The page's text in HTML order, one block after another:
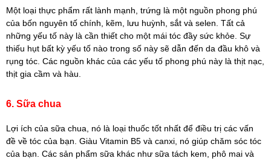
Một loại thực phẩm rất lành mạnh, trứng là một nguồn phong phú
của bốn nguyên tố chính, kẽm, lưu huỳnh, sắt và selen. Tất cả
những yếu tố này là cần thiết cho một mái tóc đầy sức khỏe. Sự
thiếu hụt bất kỳ yếu tố nào trong số này sẽ dẫn đến da đầu khô và
rụng tóc. Các nguồn khác của các yếu tố phong phú này là thịt nạc,
thịt gia cầm và hàu.
6. Sữa chua
Lợi ích của sữa chua, nó là loại thuốc tốt nhất để điều trị các vấn
đề về tóc của bạn. Giàu Vitamin B5 và canxi, nó giúp chăm sóc tóc
của bạn. Các sản phẩm sữa khác như sữa tách kem, phô mai và